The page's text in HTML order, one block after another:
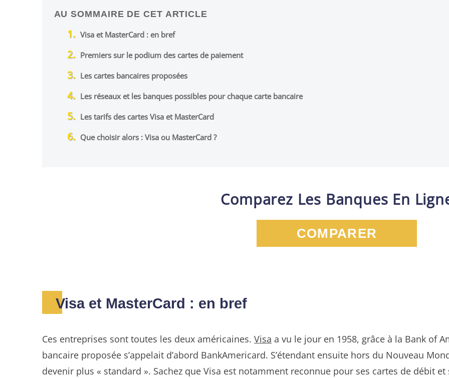
AU SOMMAIRE DE CET ARTICLE
Visa et MasterCard : en bref
Premiers sur le podium des cartes de paiement
Les cartes bancaires proposées
Les réseaux et les banques possibles pour chaque carte bancaire
Les tarifs des cartes Visa et MasterCard
Que choisir alors : Visa ou MasterCard ?
Comparez Les Banques En
COMPARER
Visa et MasterCard : en bref
Ces entreprises sont toutes les deux américaines. Visa a vu le jour en 1958, grâce à la Bank of
bancaire proposée s’appelait d’abord BankAmericard. S’étendant ensuite hors du Nouveau
devenir plus « standard ». Sachez que Visa est notamment reconnue pour ses cartes de débit